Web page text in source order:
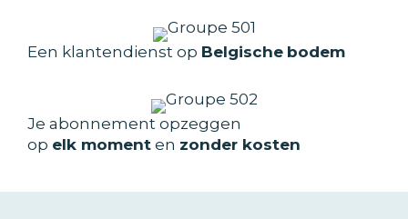
Een klantendienst op Belgische bodem
Je abonnement opzeggen
op elk moment en zonder kosten